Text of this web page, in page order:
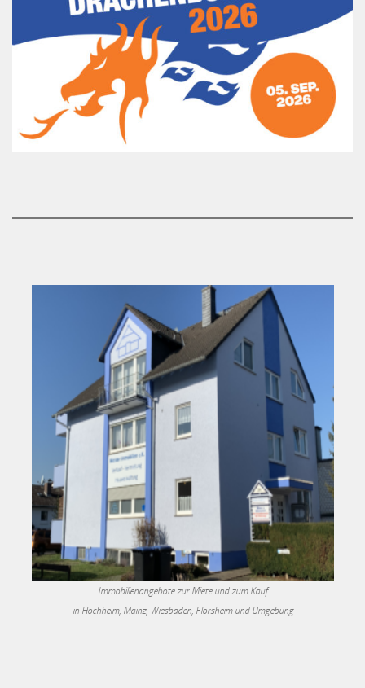
Immobilienangebote zur Miete und zum Kauf
in Hochheim, Mainz, Wiesbaden, Flörsheim und Umgebung